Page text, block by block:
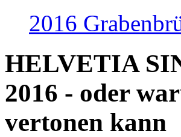
2016
HELVETIA
2016 - oder
vertonen kann